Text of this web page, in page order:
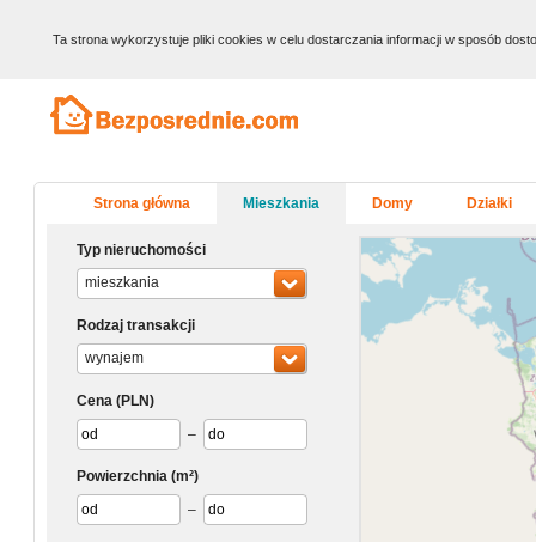
Ta strona wykorzystuje pliki cookies w celu dostarczania informacji w sposób
Strona główna Mieszkania Domy Działki
Typ nieruchomości
mieszkania
Rodzaj transakcji
wynajem
Cena (PLN)
–
Powierzchnia (m²)
–